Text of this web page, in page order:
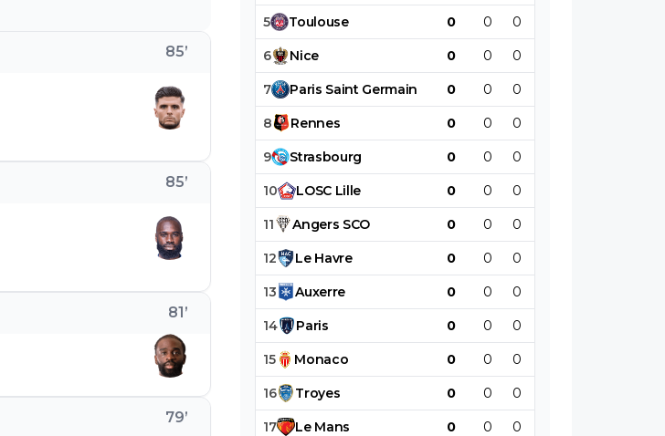
85’
85’
81 ’
79’
5 Toulouse 0 0 0
6 Nice 0 0 0
7 Paris Saint Germain 0 0 0
8 Rennes 0 0 0
9 Strasbourg 0 0 0
10 LOSC Lille 0 0 0
11 Angers SCO 0 0 0
12 Le Havre 0 0 0
13 Auxerre 0 0 0
14 Paris 0 0 0
15 Monaco 0 0 0
16 Troyes 0 0 0
17 Le Mans 0 0 0